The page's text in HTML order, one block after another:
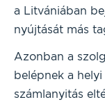
a Litvániában
nyújtását más
Azonban a
belépnek a
számlanyitás